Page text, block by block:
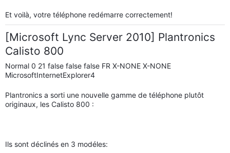
Et voilà, votre téléphone redémarre correctement!
[Microsoft Lync Server 2010] Plantronics
Calisto 800
Normal 0 21 false false false FR X-NONE X-NONE
MicrosoftInternetExplorer4
Plantronics a sorti une nouvelle gamme de téléphone plutôt
originaux, les Calisto 800 :
Ils sont déclinés en 3 modéles: